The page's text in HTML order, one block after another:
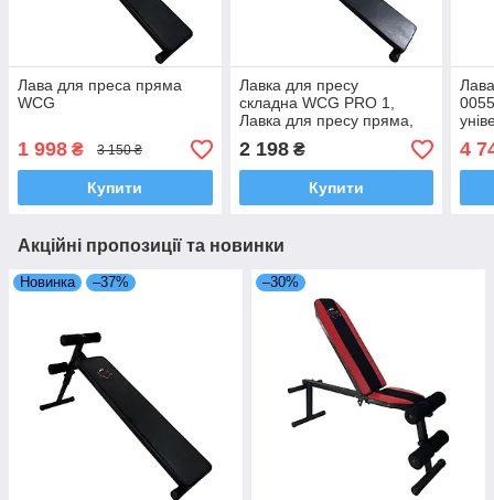
Лава для преса пряма
WCG
1 998 ₴ 3 150 ₴
Купити
Лавка для пресу
складна WCG PRO 1,
Лавка для пресу пряма,
Тренажери для пресу
2 198₴
Купити
4
Акційні пропозиції та новинки
Новинка –37% –30%